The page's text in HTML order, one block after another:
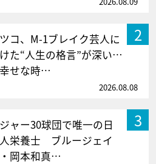
2
コ、M-1ブレイク芸人に
た“人生の格言”が深い…
幸せな時…
2026.08.08
3
ャー30球団で唯一の日
栄養士 ブルージェイ
岡本和真…